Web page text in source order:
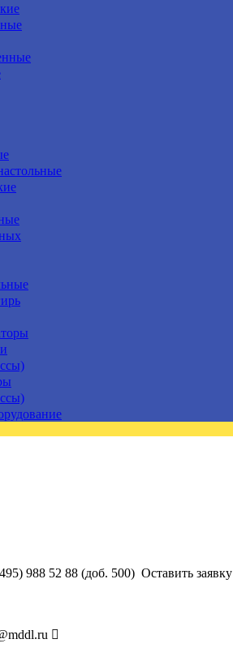
988 52 88 (доб. 500) Оставить заявку